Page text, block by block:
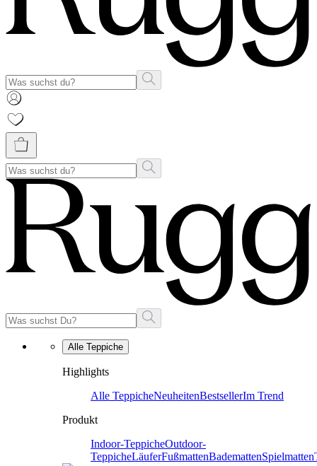
Alle Teppiche
Highlights
Alle TeppicheNeuheitenBestsellerIm Trend
Produkt
Indoor-TeppicheOutdoor-
TeppicheLäuferFußmattenBademattenSpielmatten